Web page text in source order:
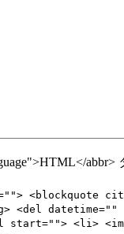
abbr>
<blockquote
<del
start=""> <li>